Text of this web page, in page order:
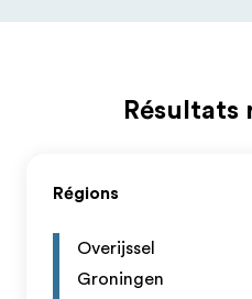
Résultats
Régions
Overijssel
Groningen